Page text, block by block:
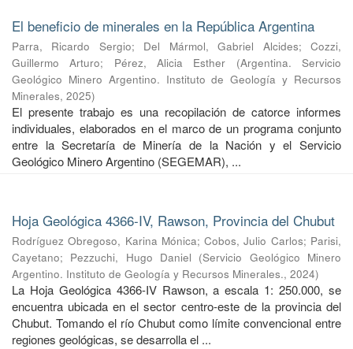
El beneficio de minerales en la República Argentina
Parra, Ricardo Sergio; Del Mármol, Gabriel Alcides;Cozzi,
Guillermo Arturo; Pérez, Alicia Esther (Argentina. Servicio
Geológico Minero Argentino. Instituto de Geología y Recursos
Minerales, 2025)
El presente trabajo es una recopilación de catorce informes
individuales, elaborados en el marco de un programa conjunto
entre la Secretaría de Minería de la Nación y el Servicio
Geológico Minero Argentino (SEGEMAR), ...
Hoja Geológica 4366-IV, Rawson, Provincia del Chubut
Rodríguez Obregoso, Karina Mónica;Cobos, Julio Carlos; Parisi,
Cayetano; Pezzuchi, Hugo Daniel (Servicio Geológico Minero
Argentino. Instituto de Geología y Recursos Minerales., 2024)
La Hoja Geológica 4366-IV Rawson, a escala 1: 250.000, se
encuentra ubicada en el sector centro-este de la provincia del
Chubut. Tomando el río Chubut como límite convencional entre
regiones geológicas, se desarrolla el ...